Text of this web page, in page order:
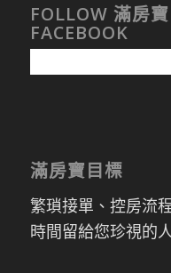
FOLLOW 滿房
FACEBOOK
滿房寶目標
繁瑣接單、控房流
時間留給您珍視的